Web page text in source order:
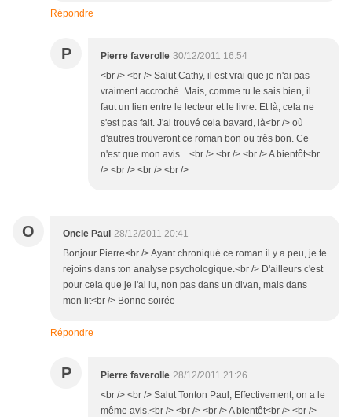
Répondre
P Pierre faverolle 30/12/2011 16:54
<br /> <br /> Salut Cathy, il est vrai que je n'ai pas
vraiment accroché. Mais, comme tu le sais bien, il
faut un lien entre le lecteur et le livre. Et là, cela ne
s'est pas fait. J'ai trouvé cela bavard, là<br /> où
d'autres trouveront ce roman bon ou très bon. Ce
n'est que mon avis ...<br /> <br /> <br /> A bientôt<br
/> <br /> <br /> <br />
O Oncle Paul 28/12/2011 20:41
Bonjour Pierre<br /> Ayant chroniqué ce roman il y a peu, je te
rejoins dans ton analyse psychologique.<br /> D'ailleurs c'est
pour cela que je l'ai lu, non pas dans un divan, mais dans
mon lit<br /> Bonne soirée
Répondre
P Pierre faverolle 28/12/2011 21:26
<br /> <br /> Salut Tonton Paul, Effectivement, on a le
même avis.<br /> <br /> <br /> A bientôt<br /> <br />